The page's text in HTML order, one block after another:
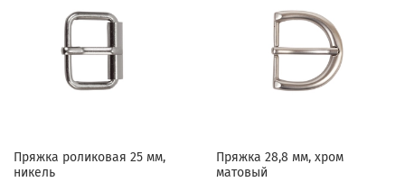
Пряжка роликовая 25 мм,
никель
Пряжка 28,8 мм, хром
матовый